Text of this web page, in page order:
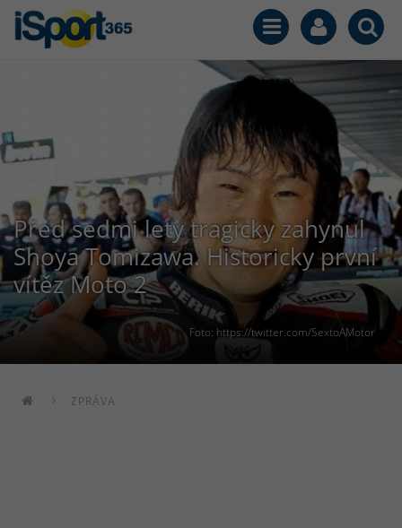
Foto: https://twitter.com/SextoAMotor
Před sedmi lety tragicky zahynul
Shoya Tomizawa. Historicky první
vítěz Moto 2
ZPRÁVA